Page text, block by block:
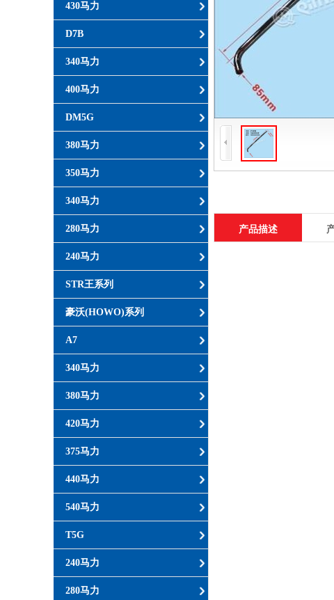
430马力
D7B
340马力
400马力
DM5G
380马力
350马力
340马力
280马力
240马力
STR王系列
豪沃(HOWO)系列
A7
340马力
380马力
420马力
375马力
440马力
540马力
T5G
240马力
280马力
产品描述